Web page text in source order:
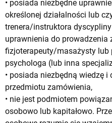
• posiada niezbędne
określonej działalności lub
trenera/instruktora
uprawnienia do prowadzenia
fizjoterapeuty/masażysty lub
psychologa (lub inna
• posiada niezbędną wiedzę
przedmiotu zamówienia,
• nie jest podmiotem
osobowo lub kapitałowo.